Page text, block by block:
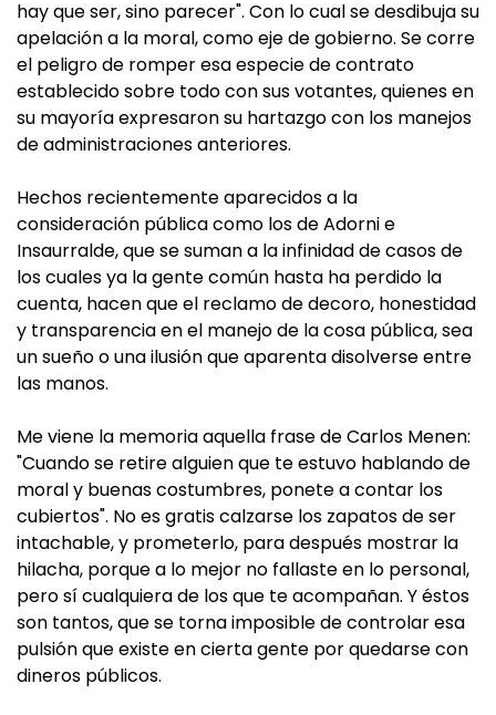
hay que ser, sino parecer". Con lo cual se desdibuja su
apelación a la moral, como eje de gobierno. Se corre
el peligro de romper esa especie de contrato
establecido sobre todo con sus votantes, quienes en
su mayoría expresaron su hartazgo con los manejos
de administraciones anteriores.
Hechos recientemente aparecidos a la
consideración pública como los de Adorni e
Insaurralde, que se suman a la infinidad de casos de
los cuales ya la gente común hasta ha perdido la
cuenta, hacen que el reclamo de decoro, honestidad
y transparencia en el manejo de la cosa pública, sea
un sueño o una ilusión que aparenta disolverse entre
las manos.
Me viene la memoria aquella frase de Carlos Menen:
"Cuando se retire alguien que te estuvo hablando de
moral y buenas costumbres, ponete a contar los
cubiertos". No es gratis calzarse los zapatos de ser
intachable, y prometerlo, para después mostrar la
hilacha, porque a lo mejor no fallaste en lo personal,
pero sí cualquiera de los que te acompañan. Y éstos
son tantos, que se torna imposible de controlar esa
pulsión que existe en cierta gente por quedarse con
dineros públicos.